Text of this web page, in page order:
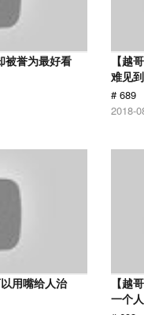
被誉为最好看
【越
难见
# 689
2018-
用嘴给人治
【越
一个